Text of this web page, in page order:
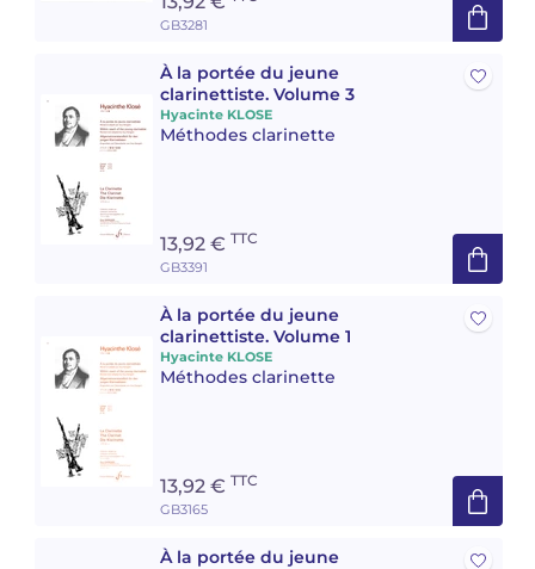
GB3281
À la portée du jeune
clarinettiste. Volume 3
Hyacinte KLOSE
Méthodes clarinette
13,92 € TTC
GB3391
À la portée du jeune
clarinettiste. Volume 1
Hyacinte KLOSE
Méthodes clarinette
13,92 € TTC
GB3165
À la portée du jeune